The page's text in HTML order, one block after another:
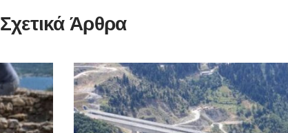
Σχετικά Άρθρα